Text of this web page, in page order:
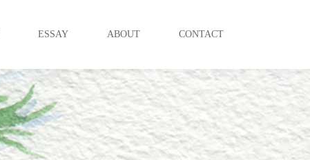
ESSAY ABOUT CONTACT